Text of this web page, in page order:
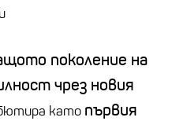
поколение на
чрез новия
като първия